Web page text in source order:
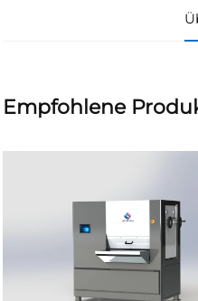
Empfohlene